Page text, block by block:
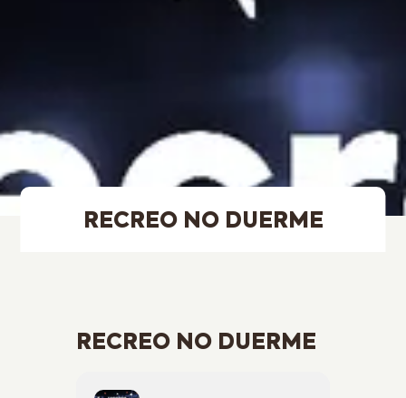
RECREO NO DUERME
RECREO NO DUERME